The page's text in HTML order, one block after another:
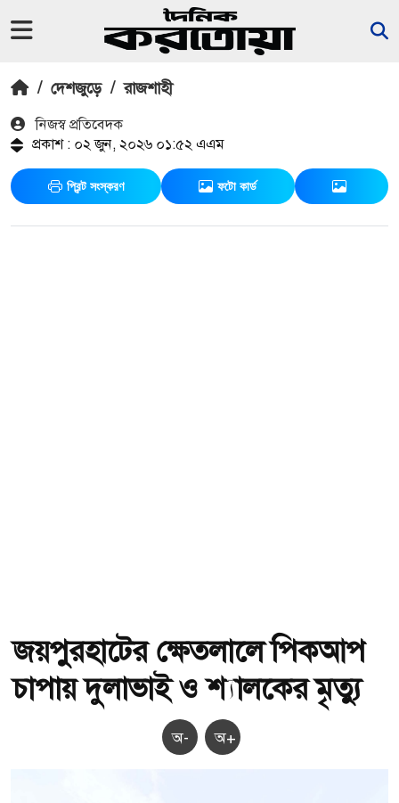
/ দেশজুড়ে / রাজশাহী
নিজস্ব প্রতিবেদক
প্রকাশ : ০২ জুন, ২০২৬ ০১:৫২ এএম
প্রিন্ট সংস্করণ ফটো কার্ড
জয়পুরহাটের ক্ষেতলালে পিকআপ
চাপায় দুলাভাই ও শ্যালকের মৃত্যু
অ- অ+